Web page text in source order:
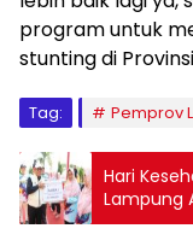
program untuk
stunting di
Tag: Pemprov
Hari
Lampung